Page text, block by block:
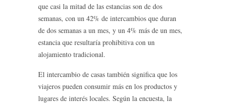
que casi la mitad de las estancias son de dos
semanas, con un 42% de intercambios que duran
de dos semanas a un mes, y un 4% más de un mes,
estancia que resultaría prohibitiva con un
alojamiento tradicional.
El intercambio de casas también significa que los
viajeros pueden consumir más en los productos y
lugares de interés locales. Según la encuesta, la